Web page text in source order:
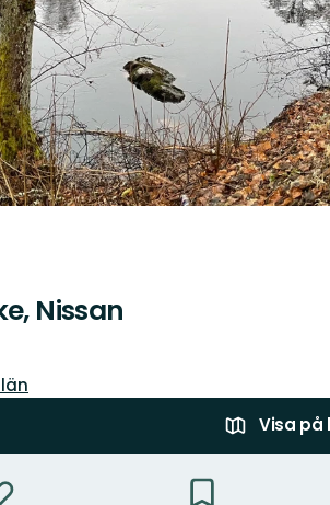
Nissan
Visa på